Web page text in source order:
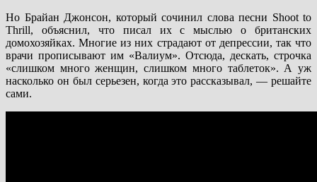
Но Брайан Джонсон, который сочинил слова песни Shoot to
Thrill, объяснил, что писал их с мыслью о британских
домохозяйках. Многие из них страдают от депрессии, так что
врачи прописывают им «Валиум». Отсюда, дескать, строчка
«слишком много женщин, слишком много таблеток». А уж
насколько он был серьезен, когда это рассказывал, — решайте
сами.